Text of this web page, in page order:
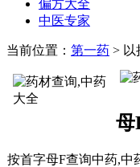
偏方大全
中医专家
当前位置： 第一药 > 以
母
按首字母F查询中药,中